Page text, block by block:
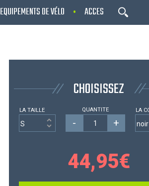
EQUIPEMENTS DE VÉLO ACCESSOIRESOK
Votre panier est là pour
CHOISISSEZ
LA TAILLE QUANTITE
- +
LA
44,95€